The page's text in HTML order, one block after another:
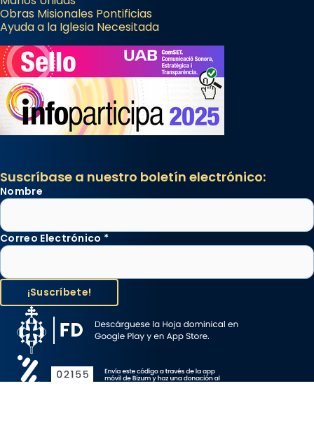
Obras Misionales Pontificias
Ayuda a la Iglesia Necesitada
Suscríbase a nuestro boletín electrónico:
Nombre
Correo Electrónico *